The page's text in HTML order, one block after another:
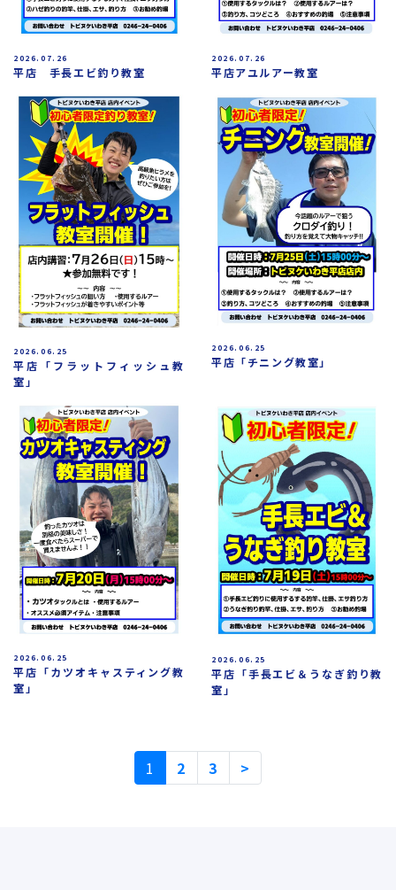
2026.07.26
平店 手長エビ釣り教室
2026.07.26
平店アユルアー教室
2026.06.25
平店「フラットフィッシュ教
室」
2026.06.25
平店「チニング教室」
2026.06.25
平店「カツオキャスティング教
室」
2026.06.25
平店「手長エビ＆うなぎ釣り教
室」
1 2 3 >